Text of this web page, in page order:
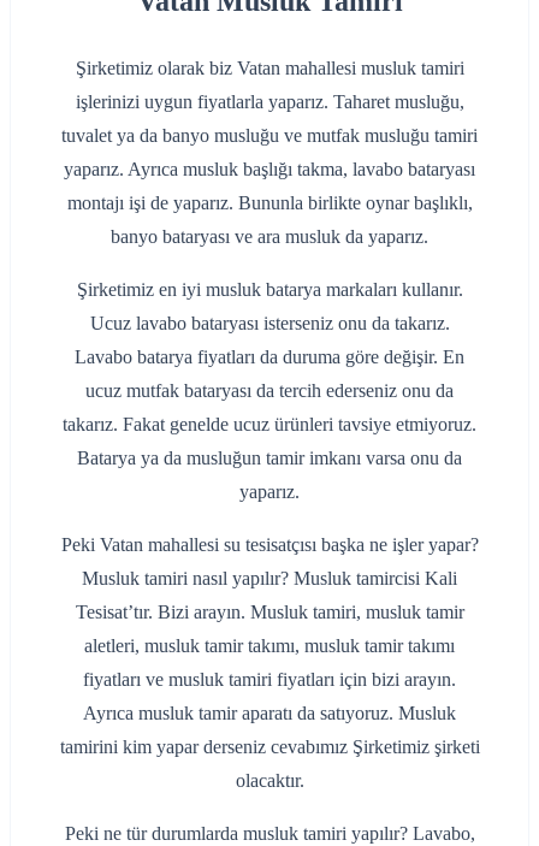
Şirketimiz olarak biz Vatan mahallesi musluk tamiri
işlerinizi uygun fiyatlarla yaparız. Taharet musluğu,
tuvalet ya da banyo musluğu ve mutfak musluğu tamiri
yaparız. Ayrıca musluk başlığı takma, lavabo bataryası
montajı işi de yaparız. Bununla birlikte oynar başlıklı,
banyo bataryası ve ara musluk da yaparız.
Şirketimiz en iyi musluk batarya markaları kullanır.
Ucuz lavabo bataryası isterseniz onu da takarız.
Lavabo batarya fiyatları da duruma göre değişir. En
ucuz mutfak bataryası da tercih ederseniz onu da
takarız. Fakat genelde ucuz ürünleri tavsiye etmiyoruz.
Batarya ya da musluğun tamir imkanı varsa onu da
yaparız.
Peki Vatan mahallesi su tesisatçısı başka ne işler yapar?
Musluk tamiri nasıl yapılır? Musluk tamircisi Kali
Tesisat’tır. Bizi arayın. Musluk tamiri, musluk tamir
aletleri, musluk tamir takımı, musluk tamir takımı
fiyatları ve musluk tamiri fiyatları için bizi arayın.
Ayrıca musluk tamir aparatı da satıyoruz. Musluk
tamirini kim yapar derseniz cevabımız Şirketimiz şirketi
olacaktır.
Peki ne tür durumlarda musluk tamiri yapılır? Lavabo,